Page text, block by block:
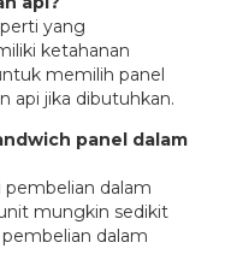
yang
ketahanan
memilih panel
api jika dibutuhkan.
panel dalam
pembelian dalam
mungkin sedikit
dalam